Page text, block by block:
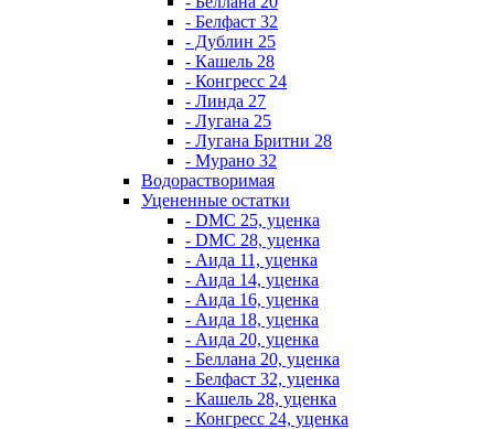
- Белфаст 32
- Дублин 25
- Кашель 28
- Конгресс 24
- Линда 27
- Лугана 25
- Лугана Бритни 28
- Мурано 32
Водорастворимая
Уцененные остатки
- DMC 25, уценка
- DMC 28, уценка
- Аида 11, уценка
- Аида 14, уценка
- Аида 16, уценка
- Аида 18, уценка
- Аида 20, уценка
- Беллана 20, уценка
- Белфаст 32, уценка
- Кашель 28, уценка
- Конгресс 24, уценка